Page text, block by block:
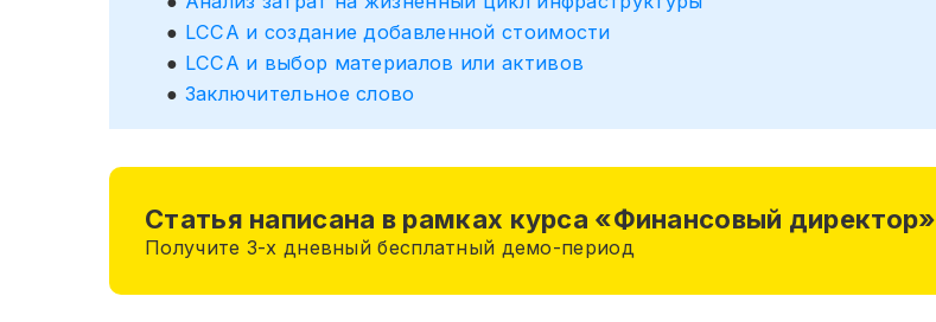
LCCA и создание добавленной стоимости
LCCA и выбор материалов или активов
Заключительное слово
Статья написана в рамках курса «Финансовый директор»
Получите 3-х дневный бесплатный демо-период